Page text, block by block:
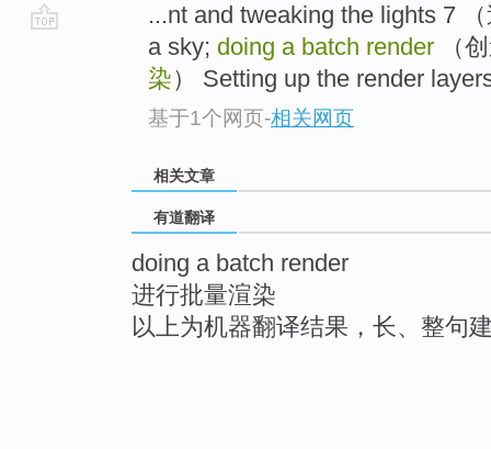
...nt and tweaking the lights 7
a sky; doing a batch render （
染） Setting up the render
基于1个网页-相关网页
相关文章
有道翻译
doing a batch render
进行批量渲染
以上为机器翻译结果，长、整句